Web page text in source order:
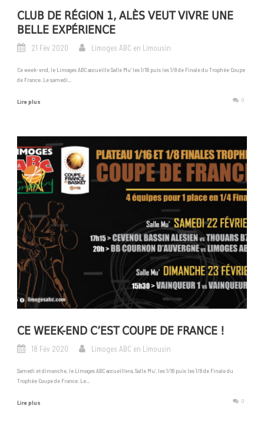
CLUB DE RÉGION 1, ALÈS VEUT VIVRE UNE
BELLE EXPÉRIENCE
21 Fév 2020 Limoges ABC en Limousin
Ce week-end, le Limoges ABC accueille Salle Mu’ les 1/16 puis les 1/8 de Finale du Trophée Coupe
de France. Le samedi...
Lire plus 0
CE WEEK-END C’EST COUPE DE FRANCE !
18 Fév 2020 Limoges ABC en Limousin
Samedi et dimanche, le Limoges ABC accueillera, Salle Mu’, les 1/16 puis les 1/8 de Finale du
Trophée Coupe de France. Le...
Lire plus 0